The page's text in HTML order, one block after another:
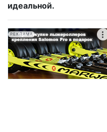
идеальной.
РЕКЛАМА